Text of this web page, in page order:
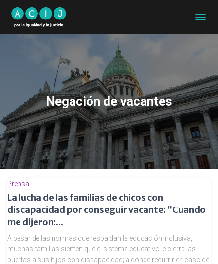
MODO
Negación de vacantes
Prensa
La lucha de las familias de chicos con
discapacidad por conseguir vacante: “Cuando
me dijeron:...
A pesar de las normas que respaldan la educación inclusiva,
muchas familias sienten que el sistema educativo le cierra las
puertas a sus hijos con discapacidad; a dónde recurrir en caso de